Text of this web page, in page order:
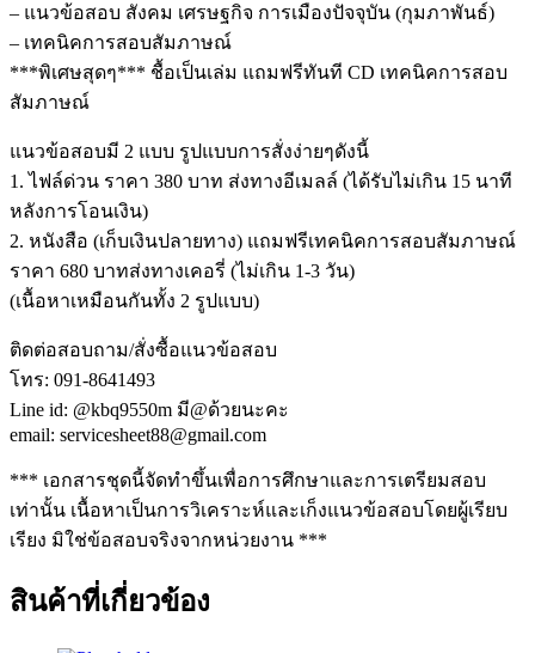
– แนวข้อสอบ สังคม เศรษฐกิจ การเมืองปัจจุบัน (กุมภาพันธ์)
– เทคนิคการสอบสัมภาษณ์
***พิเศษสุดๆ*** ชื้อเป็นเล่ม แถมฟรีทันที CD เทคนิคการสอบ
สัมภาษณ์
แนวข้อสอบมี 2 แบบ รูปแบบการสั่งง่ายๆดังนี้
1. ไฟล์ด่วน ราคา 380 บาท ส่งทางอีเมลล์ (ได้รับไม่เกิน 15 นาที
หลังการโอนเงิน)
2. หนังสือ (เก็บเงินปลายทาง) แถมฟรีเทคนิคการสอบสัมภาษณ์
ราคา 680 บาทส่งทางเคอรี่ (ไม่เกิน 1-3 วัน)
(เนื้อหาเหมือนกันทั้ง 2 รูปแบบ)
ติดต่อสอบถาม/สั่งซื้อแนวข้อสอบ
โทร: 091-8641493
Line id: @kbq9550m มี@ด้วยนะคะ
email: servicesheet88@gmail.com
*** เอกสารชุดนี้จัดทำขึ้นเพื่อการศึกษาและการเตรียมสอบ
เท่านั้น เนื้อหาเป็นการวิเคราะห์และเก็งแนวข้อสอบโดยผู้เรียบ
เรียง มิใช่ข้อสอบจริงจากหน่วยงาน ***
สินค้าที่เกี่ยวข้อง